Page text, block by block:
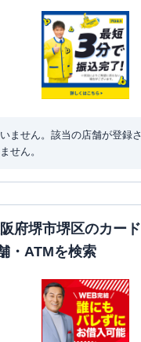
ません。該当の店舗が登録
せん。
府堺市堺区のカー
・ATMを検索